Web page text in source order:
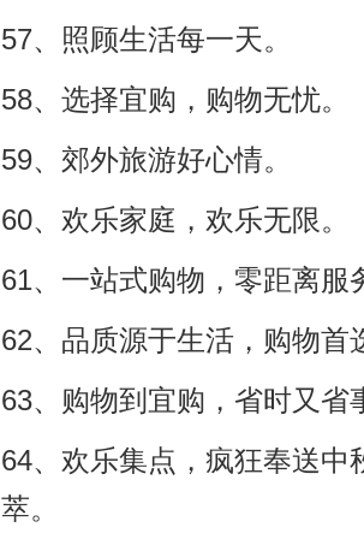
57、照顾生活每一天。
58、选择宜购，购物无忧。
59、郊外旅游好心情。
60、欢乐家庭，欢乐无限。
61、一站式购物，零距离服
62、品质源于生活，购物首
63、购物到宜购，省时又省
64、欢乐集点，疯狂奉送
萃。